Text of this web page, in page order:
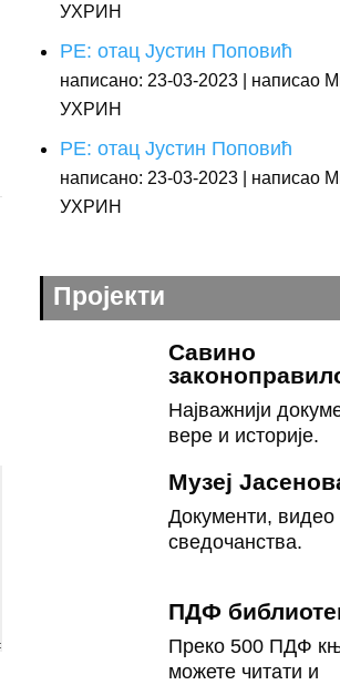
УХРИН
РЕ: отац Јустин Поповић
написано: 23-03-2023
написао
УХРИН
РЕ: отац Јустин Поповић
написано: 23-03-2023
написао
УХРИН
Пројекти
Савино
Најважнији
вере и историје.
Музеј
Документи, видео
сведочанства.
ПДФ
Преко 500 ПДФ
можете читати и